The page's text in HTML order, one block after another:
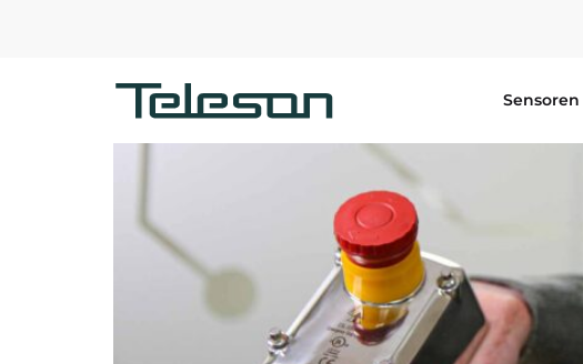
Sensoren